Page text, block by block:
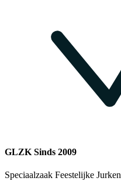
GLZK Sinds 2009
Speciaalzaak Feestelijke Jurken